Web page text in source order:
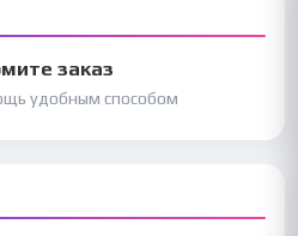
заказ
удобным способом